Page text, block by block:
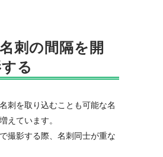
刺の間隔を開
る
刺を取り込むことも可能な名
えています。
撮影する際、名刺同士が重な